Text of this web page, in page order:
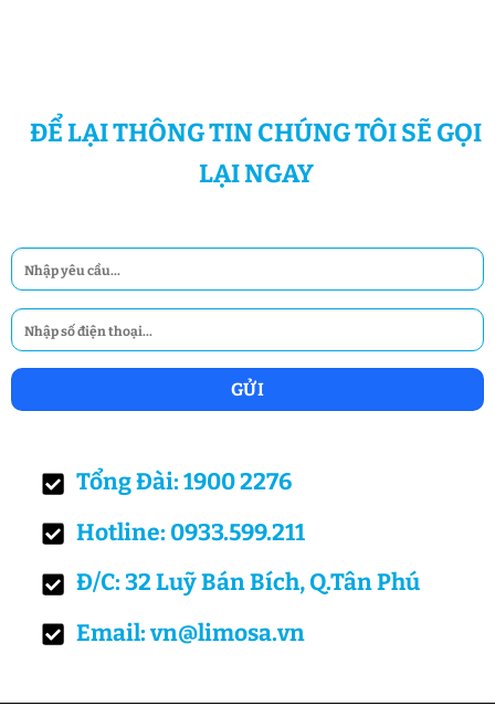
ĐỂ LẠI THÔNG TIN CHÚNG TÔI SẼ GỌI
LẠI NGAY
Tổng Đài: 1900 2276
Hotline: 0933.599.211
Đ/C: 32 Luỹ Bán Bích, Q.Tân Phú
Email: vn@limosa.vn